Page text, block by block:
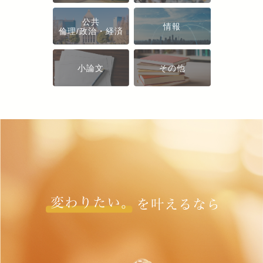
公共
倫理/政治・経済
情報
小論文 その他